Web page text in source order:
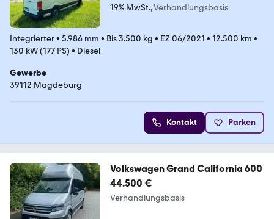
19% MwSt. Verhandlungsbasis
Integrierter• 5.986 mm • Bis 3.500 kg • EZ 06/2021 • 12.500 km •
130 kW (177 PS) • Diesel
Gewerbe
39112 Magdeburg
Kontakt Parken
Volkswagen Grand California 600
44.500 €
Verhandlungsbasis